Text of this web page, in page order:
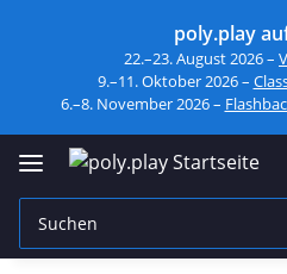
poly.play
22.–23. August 2026 –
9.–11. Oktober 2026 –
6.–8. November 2026 –